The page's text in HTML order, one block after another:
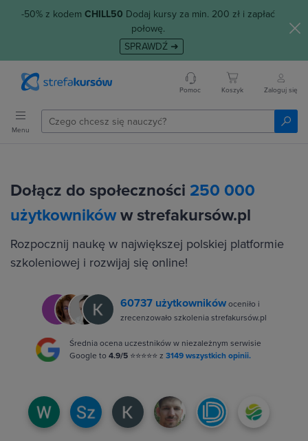
-50% z kodem CHILL50 Dodaj kursy za min. 200 zł i zapłać
połowę.
SPRAWDŹ ➜
Pomoc Koszyk Zaloguj się
Menu
Dołącz do społeczności 250 000
użytkownikóww strefakursów.pl
Rozpocznij naukę w największej polskiej platformie
szkoleniowej i rozwijaj się online!
60737 użytkownikówoceniło i
zrecenzowało szkolenia strefakursów.pl
Średnia ocena uczestników w niezależnym serwisie
Google to 4.9/5 ⭐⭐⭐⭐⭐ z 3149 wszystkich opinii.